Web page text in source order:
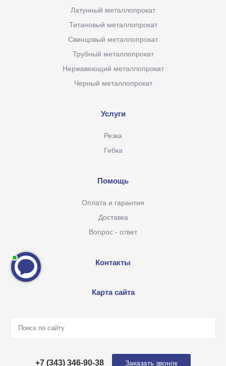
Латунный металлопрокат
Титановый металлопрокат
Свинцовый металлопрокат
Трубный металлопрокат
Нержавеющий металлопрокат
Черный металлопрокат
Услуги
Резка
Гибка
Помощь
Оплата и гарантия
Доставка
Вопрос - ответ
Контакты
Карта сайта
+7 (343) 346-90-38 Заказать звонок